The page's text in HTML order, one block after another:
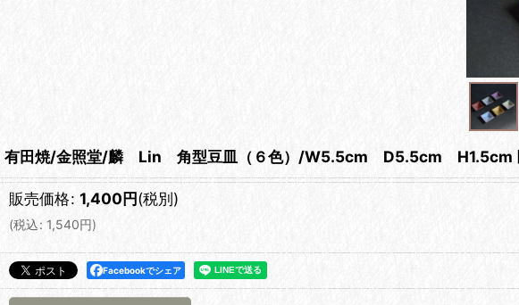
有田焼/金照堂/麟 Lin 角型豆皿（６色）/W5.5cm D5.5cm H1.5cm
販売価格: 1,400円(税別)
(税込: 1,540円)
Facebookでシェア